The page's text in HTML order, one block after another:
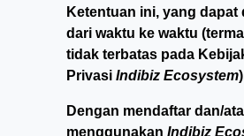
Ketentuan ini, yang dapat
dari waktu ke waktu
tidak terbatas pada
Privasi Indibiz Ecosystem
Dengan mendaftar dan/
menggunakan Indibiz